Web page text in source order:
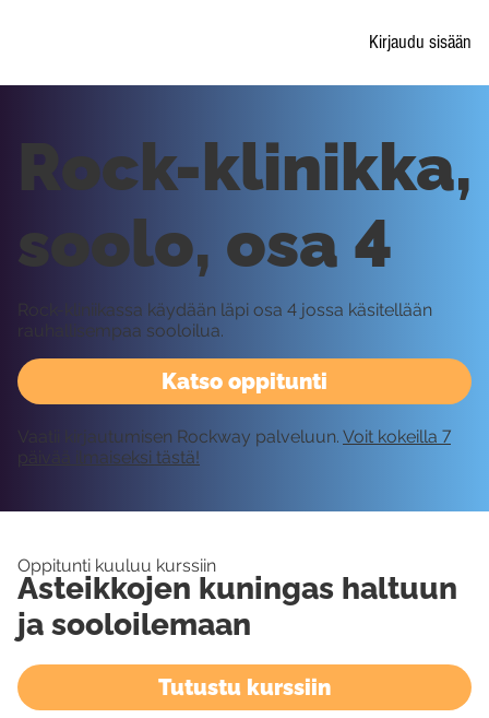
Kirjaudu sisään
Katso oppitunti
Rock-klinikka,
soolo, osa 4
Rock-kliniikassa käydään läpi osa 4 jossa käsitellään
rauhallisempaa sooloilua.
Vaatii kirjautumisen Rockway palveluun. Voit kokeilla 7
päivää ilmaiseksi tästä!
Oppitunti kuuluu kurssiin
Asteikkojen kuningas haltuun
ja sooloilemaan
Tutustu kurssiin